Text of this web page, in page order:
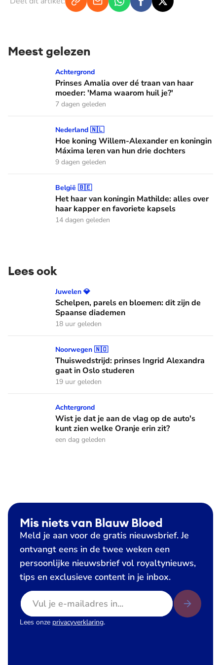
Meest gelezen
Prinses Amalia over dé traan van haar moeder: 'Mama
Achtergrond
Prinses Amalia over dé traan van haar
moeder: 'Mama waarom huil je?'
7 dagen geleden
Hoe koning Willem-Alexander en koningin Máxima leren
Nederland 🇳🇱
Hoe koning Willem-Alexander en koningin
Máxima leren van hun drie dochters
9 dagen geleden
Het haar van koningin Mathilde: alles over haar kapper en
België 🇧🇪
Het haar van koningin Mathilde: alles over
haar kapper en favoriete kapsels
14 dagen geleden
Lees ook
Schelpen, parels en bloemen: dit zijn de Spaanse diademen
Juwelen 💎
Schelpen, parels en bloemen: dit zijn de
Spaanse diademen
18 uur geleden
Thuiswedstrijd: prinses Ingrid Alexandra gaat in Oslo
Noorwegen 🇳🇴
Thuiswedstrijd: prinses Ingrid Alexandra
gaat in Oslo studeren
19 uur geleden
Wist je dat je aan de vlag op de auto's kunt zien welke
Achtergrond
Wist je dat je aan de vlag op de auto's
kunt zien welke Oranje erin zit?
een dag geleden
Mis niets van Blauw Bloed
Meld je aan voor de gratis nieuwsbrief. Je
ontvangt eens in de twee weken een
persoonlijke nieuwsbrief vol royaltynieuws,
tips en exclusieve content in je inbox.
E-mailadres
Lees onze privacyverklaring.